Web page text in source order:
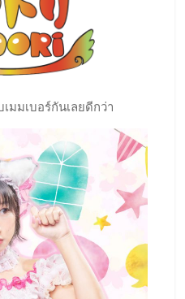
มมเบอร์กันเลยดีกว่า